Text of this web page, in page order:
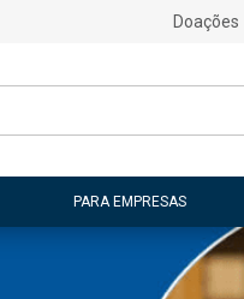
Doações
PARA EMPRESAS